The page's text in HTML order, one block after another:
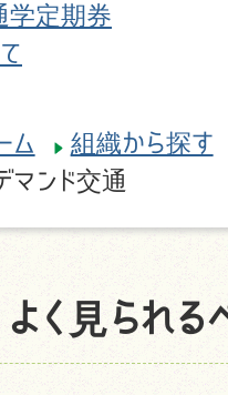
学定期券
ム
組織から探す
マンド交通
よく見られる